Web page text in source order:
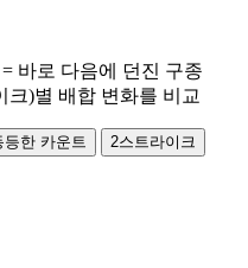
바로 다음에 던진 구종
크)별 배합 변화를 비교
등한 카운트 2스트라이크